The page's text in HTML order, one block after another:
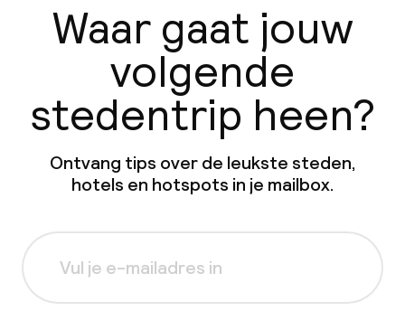
Waar gaat jouw
volgende
stedentrip heen?
Ontvang tips over de leukste steden,
hotels en hotspots in je mailbox.